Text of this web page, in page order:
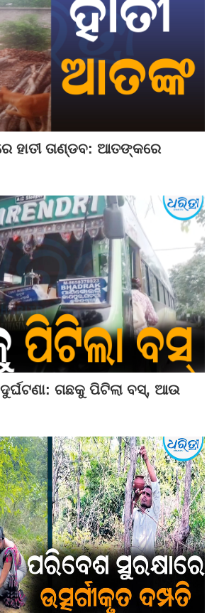
ହାତୀ ତାଣ୍ଡବ: ଆତଙ୍କରେ
ଗଛକୁ ପିଟିଲା ବସ୍‌, ଆଉ